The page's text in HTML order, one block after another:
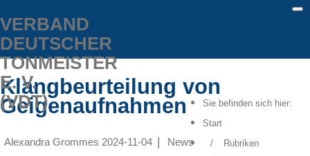
VERBAND
DEUTSCHER
TONMEISTER
E. V.
(VDT)
Meta Menu
Sie befinden sich hier:
Start
Rubriken
Klangbeurteilung von
Geigenaufnahmen
Alexandra Grommes 2024-11-04 News